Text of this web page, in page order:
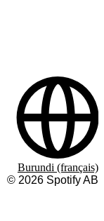
© 2026 Spotify AB
Burundi (français)